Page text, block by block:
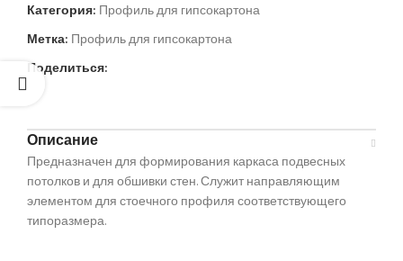
Категория: Профиль для гипсокартона
Метка: Профиль для гипсокартона
Поделиться:
Описание
Предназначен для формирования каркаса подвесных
потолков и для обшивки стен. Служит направляющим
элементом для стоечного профиля соответствующего
типоразмера.